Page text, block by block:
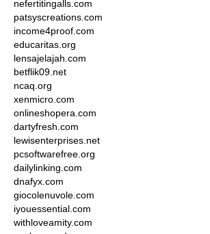
nefertitingalls.com
patsyscreations.com
income4proof.com
educaritas.org
lensajelajah.com
betflik09.net
ncaq.org
xenmicro.com
onlineshopera.com
dartyfresh.com
lewisenterprises.net
pcsoftwarefree.org
dailylinking.com
dnafyx.com
giocolenuvole.com
iyouessential.com
withloveamity.com